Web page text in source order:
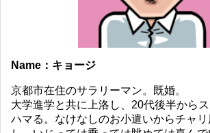
Name：キョージ
京都市在住のサラリーマン。既婚。
大学進学と共に上洛し、20代後半から
ハマる。なけなしのお小遣いからチャ